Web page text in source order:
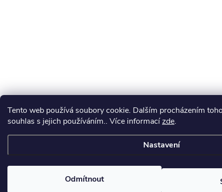
Tento web používá soubory cookie. Dalším procházením
souhlas s jejich používáním.. Více informacízde.
Nastavení
Odmítnout